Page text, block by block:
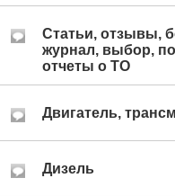
Статьи, отзывы,
журнал, выбор,
отчеты о ТО
Двигатель,
Дизель